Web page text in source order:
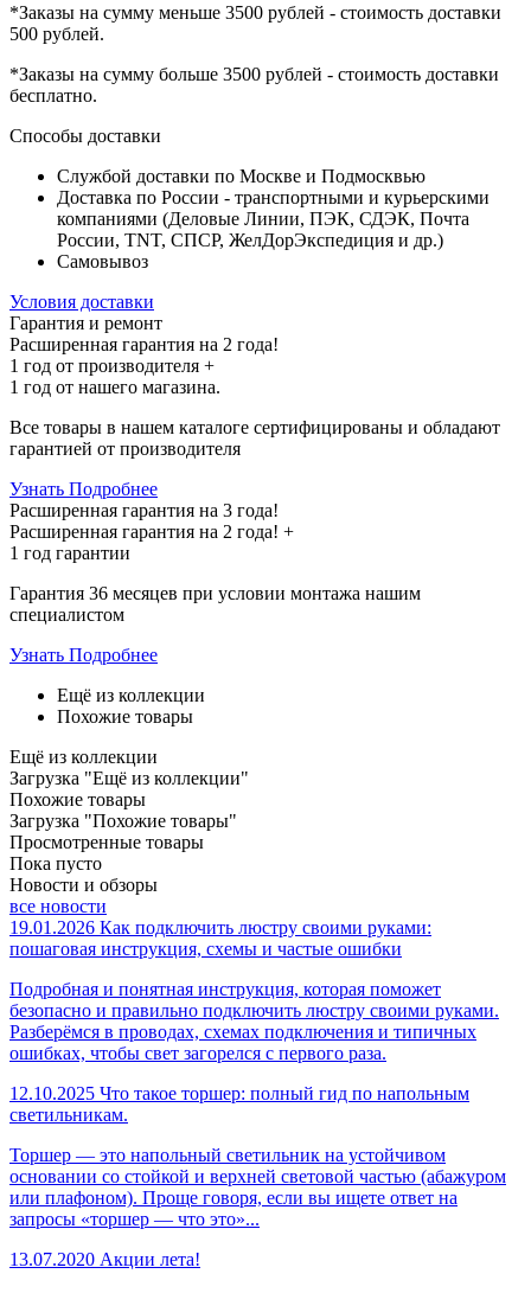
*Заказы на сумму меньше 3500 рублей - стоимость доставки
500 рублей.
*Заказы на сумму больше 3500 рублей - стоимость доставки
бесплатно.
Способы доставки
Службой доставки по Москве и Подмосквью
Доставка по России - транспортными и курьерскими
компаниями (Деловые Линии, ПЭК, СДЭК, Почта
России, TNT, СПСР, ЖелДорЭкспедиция и др.)
Самовывоз
Условия доставки
Гарантия и ремонт
Расширенная гарантия на 2 года!
1 год от производителя +
1 год от нашего магазина.
Все товары в нашем каталоге сертифицированы и обладают
гарантией от производителя
Узнать Подробнее
Расширенная гарантия на 3 года!
Расширенная гарантия на 2 года! +
1 год гарантии
Гарантия 36 месяцев при условии монтажа нашим
специалистом
Узнать Подробнее
Ещё из коллекции
Похожие товары
Ещё из коллекции
Загрузка "Ещё из коллекции"
Похожие товары
Загрузка "Похожие товары"
Просмотренные товары
Пока пусто
Новости и обзоры
все новости
19.01.2026 Как подключить люстру своими руками:
пошаговая инструкция, схемы и частые ошибки
Подробная и понятная инструкция, которая поможет
безопасно и правильно подключить люстру своими руками.
Разберёмся в проводах, схемах подключения и типичных
ошибках, чтобы свет загорелся с первого раза.
12.10.2025 Что такое торшер: полный гид по напольным
светильникам.
Торшер — это напольный светильник на устойчивом
основании со стойкой и верхней световой частью (абажуром
или плафоном). Проще говоря, если вы ищете ответ на
запросы «торшер — что это»...
13.07.2020 Акции лета!